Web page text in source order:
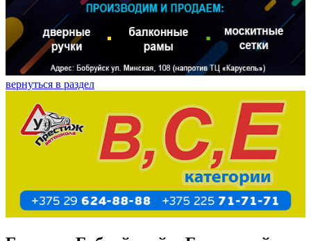
вернуться в раздел